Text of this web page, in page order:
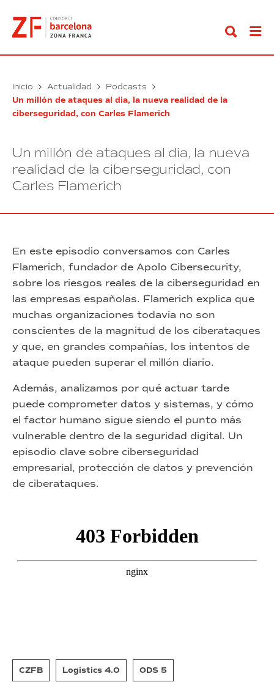
contenido
Inicio Actualidad Podcasts
Un millón de ataques al dia, la nueva realidad de la
ciberseguridad, con Carles Flamerich
Un millón de ataques al dia, la nueva
realidad de la ciberseguridad, con
Carles Flamerich
En este episodio conversamos con Carles
Flamerich, fundador de Apolo Cibersecurity,
sobre los riesgos reales de la ciberseguridad en
las empresas españolas. Flamerich explica que
muchas organizaciones todavía no son
conscientes de la magnitud de los ciberataques
y que, en grandes compañías, los intentos de
ataque pueden superar el millón diario.
Además, analizamos por qué actuar tarde
puede comprometer datos y sistemas, y cómo
el factor humano sigue siendo el punto más
vulnerable dentro de la seguridad digital. Un
episodio clave sobre ciberseguridad
empresarial, protección de datos y prevención
de ciberataques.
CZFB Logistics 4.0 ODS 5